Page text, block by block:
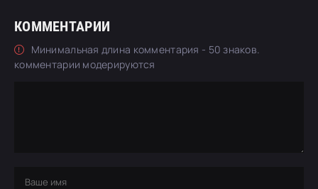
КОММЕНТАРИИ
Минимальная длина комментария - 50 знаков.
комментарии модерируются